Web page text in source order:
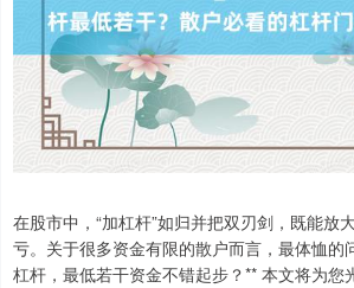
在股市中，“加杠杆”如归并把双刃剑，既能放
亏。关于很多资金有限的散户而言，最体恤的
杠杆，最低若干资金不错起步？** 本文将为您